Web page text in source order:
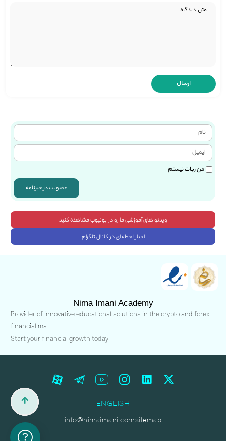
من ربات نیستم
عضویت در خبرنامه
ویدئو های آموزشی ما رو در یوتیوب مشاهده کنید
اخبار لحظه ای در کانال تلگرام
Nima Imani Academy
Provider of innovative educational solutions in the crypto and forex
financial ma
Start your financial growth today
ENGLISH
sitemap
info@nimaimani.com